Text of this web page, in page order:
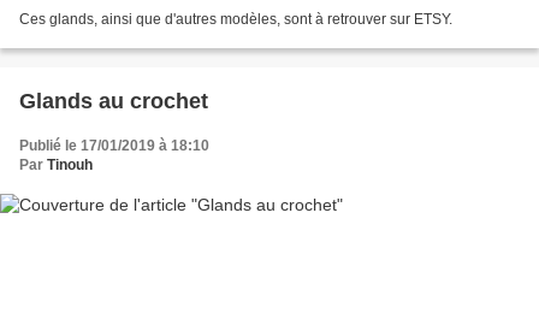
Ces glands, ainsi que d'autres modèles, sont à retrouver sur ETSY.
Glands au crochet
Publié le 17/01/2019 à 18:10
Par Tinouh